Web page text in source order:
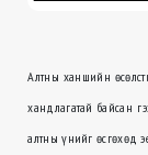
Алтны ханшийн
хандлагатай байсан
алтны үнийг өсгөхөд